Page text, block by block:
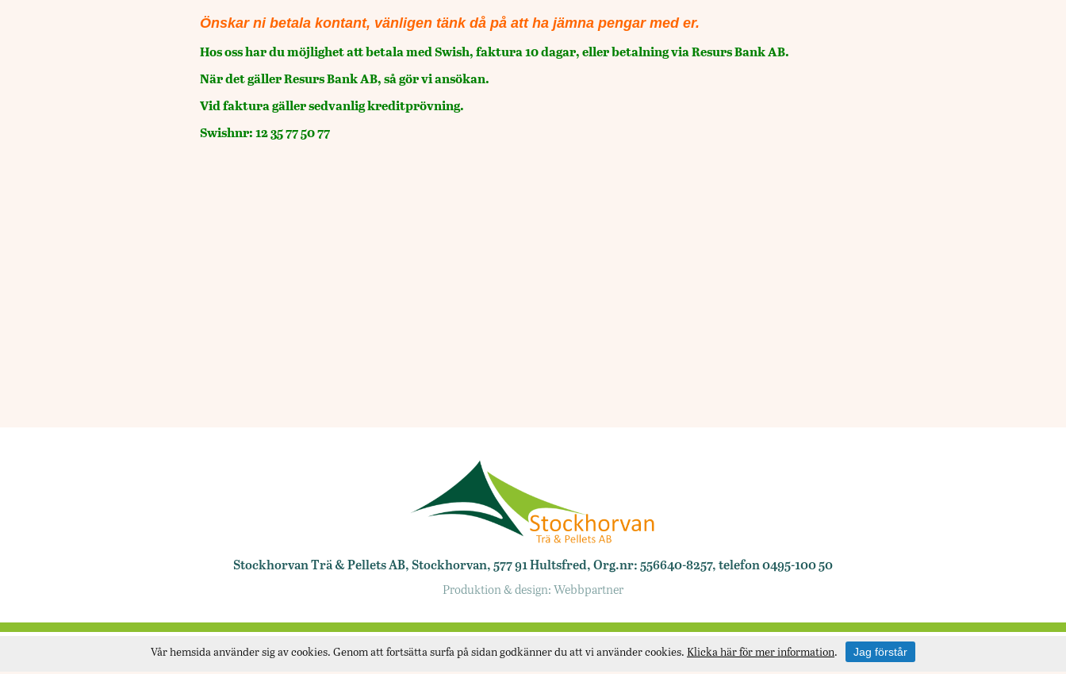
Önskar ni betala kontant, vänligen tänk då på att ha jämna pengar med er.
Hos oss har du möjlighet att betala med Swish, faktura 10 dagar, eller betalning via Resurs Bank AB.
När det gäller Resurs Bank AB, så gör vi ansökan.
Vid faktura gäller sedvanlig kreditprövning.
Swishnr: 12 35 77 50 77
Stockhorvan Trä & Pellets AB, Stockhorvan, 577 91 Hultsfred, Org.nr: 556640-8257, telefon 0495-100 50
Produktion & design: Webbpartner
Vår hemsida använder sig av cookies. Genom att fortsätta surfa på sidan godkänner du att vi använder cookies. Klicka här för mer information. Jag förstår